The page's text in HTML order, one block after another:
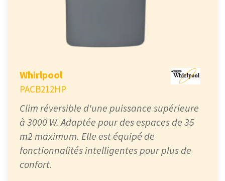
Whirlpool
PACB212HP
Clim réversible d'une puissance supérieure
à 3000 W. Adaptée pour des espaces de 35
m2 maximum. Elle est équipé de
fonctionnalités intelligentes pour plus de
confort.